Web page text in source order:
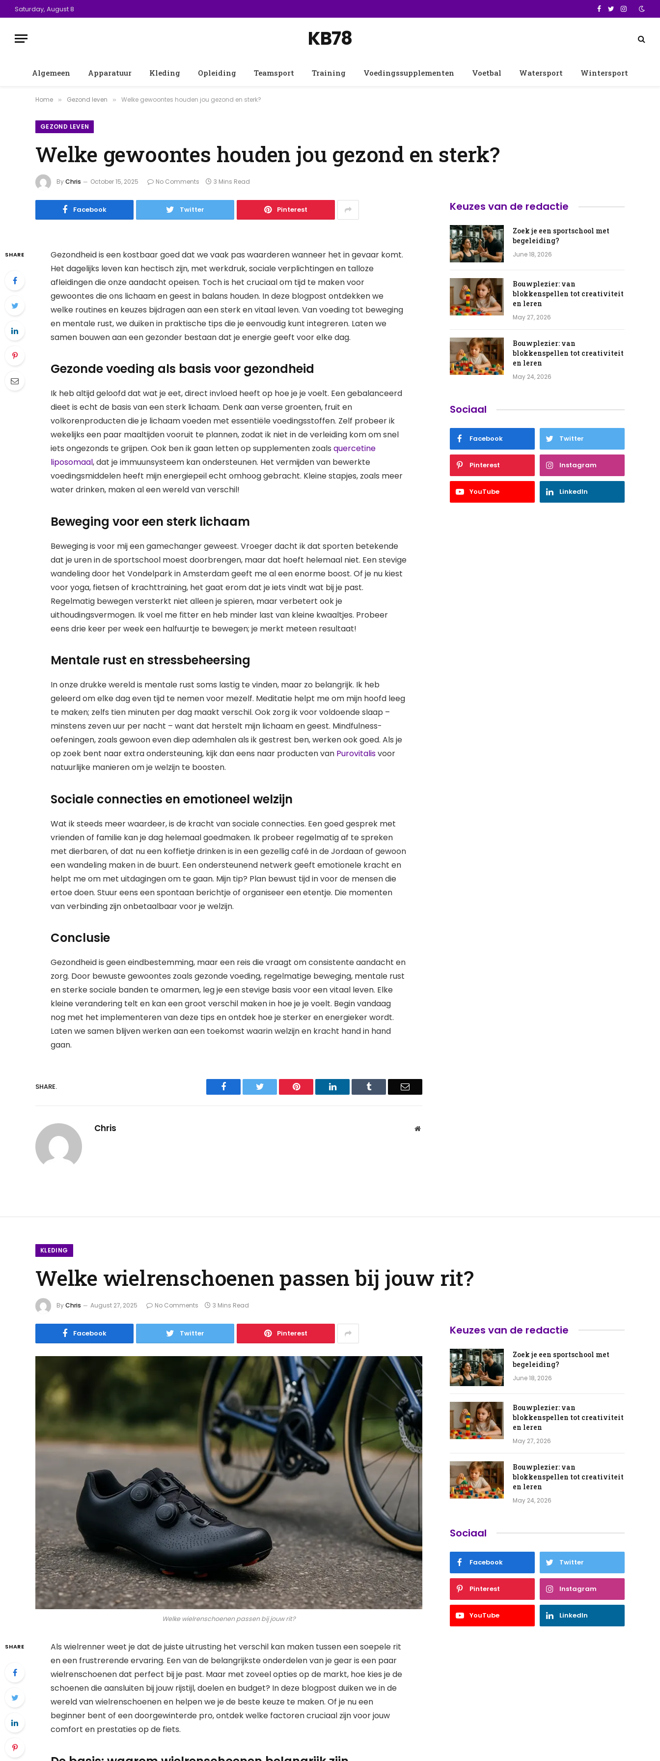
Saturday, August 8 Facebook
TwitterInstagram
KB78
Algemeen Apparatuur Kleding Opleiding Teamsport Training Voedingssupplementen Voetbal Watersport Wintersport
Home » Gezond leven » Welke gewoontes houden jou gezond en sterk?
GEZOND LEVEN
Welke gewoontes houden jou gezond en sterk?
ByChris October 15, 2025 No Comments 3 Mins Read
Facebook Twitter Pinterest
SHARE
Gezondheid is een kostbaar goed dat we vaak pas waarderen wanneer het in gevaar komt.
Het dagelijks leven kan hectisch zijn, met werkdruk, sociale verplichtingen en talloze
afleidingen die onze aandacht opeisen. Toch is het cruciaal om tijd te maken voor
gewoontes die ons lichaam en geest in balans houden. In deze blogpost ontdekken we
welke routines en keuzes bijdragen aan een sterk en vitaal leven. Van voeding tot beweging
en mentale rust, we duiken in praktische tips die je eenvoudig kunt integreren. Laten we
samen bouwen aan een gezonder bestaan dat je energie geeft voor elke dag.
Gezonde voeding als basis voor gezondheid
Ik heb altijd geloofd dat wat je eet, direct invloed heeft op hoe je je voelt. Een gebalanceerd
dieet is echt de basis van een sterk lichaam. Denk aan verse groenten, fruit en
volkorenproducten die je lichaam voeden met essentiële voedingsstoffen. Zelf probeer ik
wekelijks een paar maaltijden vooruit te plannen, zodat ik niet in de verleiding kom om snel
iets ongezonds te grijpen. Ook ben ik gaan letten op supplementen zoals quercetine
liposomaal, dat je immuunsysteem kan ondersteunen. Het vermijden van bewerkte
voedingsmiddelen heeft mijn energiepeil echt omhoog gebracht. Kleine stapjes, zoals meer
water drinken, maken al een wereld van verschil!
Beweging voor een sterk lichaam
Beweging is voor mij een gamechanger geweest. Vroeger dacht ik dat sporten betekende
dat je uren in de sportschool moest doorbrengen, maar dat hoeft helemaal niet. Een stevige
wandeling door het Vondelpark in Amsterdam geeft me al een enorme boost. Of je nu kiest
voor yoga, fietsen of krachttraining, het gaat erom dat je iets vindt wat bij je past.
Regelmatig bewegen versterkt niet alleen je spieren, maar verbetert ook je
uithoudingsvermogen. Ik voel me fitter en heb minder last van kleine kwaaltjes. Probeer
eens drie keer per week een halfuurtje te bewegen; je merkt meteen resultaat!
Mentale rust en stressbeheersing
In onze drukke wereld is mentale rust soms lastig te vinden, maar zo belangrijk. Ik heb
geleerd om elke dag even tijd te nemen voor mezelf. Meditatie helpt me om mijn hoofd leeg
te maken; zelfs tien minuten per dag maakt verschil. Ook zorg ik voor voldoende slaap –
minstens zeven uur per nacht – want dat herstelt mijn lichaam en geest. Mindfulness-
oefeningen, zoals gewoon even diep ademhalen als ik gestrest ben, werken ook goed. Als je
op zoek bent naar extra ondersteuning, kijk dan eens naar producten van Purovitalisvoor
natuurlijke manieren om je welzijn te boosten.
Sociale connecties en emotioneel welzijn
Wat ik steeds meer waardeer, is de kracht van sociale connecties. Een goed gesprek met
vrienden of familie kan je dag helemaal goedmaken. Ik probeer regelmatig af te spreken
met dierbaren, of dat nu een koffietje drinken is in een gezellig café in de Jordaan of gewoon
een wandeling maken in de buurt. Een ondersteunend netwerk geeft emotionele kracht en
helpt me om met uitdagingen om te gaan. Mijn tip? Plan bewust tijd in voor de mensen die
ertoe doen. Stuur eens een spontaan berichtje of organiseer een etentje. Die momenten
van verbinding zijn onbetaalbaar voor je welzijn.
Conclusie
Gezondheid is geen eindbestemming, maar een reis die vraagt om consistente aandacht en
zorg. Door bewuste gewoontes zoals gezonde voeding, regelmatige beweging, mentale rust
en sterke sociale banden te omarmen, leg je een stevige basis voor een vitaal leven. Elke
kleine verandering telt en kan een groot verschil maken in hoe je je voelt. Begin vandaag
nog met het implementeren van deze tips en ontdek hoe je sterker en energieker wordt.
Laten we samen blijven werken aan een toekomst waarin welzijn en kracht hand in hand
gaan.
SHARE. Facebook Twitter Pinterest LinkedIn Tumblr Email
Chris Website
Keuzes van de redactie
Zoek je een sportschool met
begeleiding?
June 18, 2026
Bouwplezier: van
blokkenspellen tot creativiteit
en leren
May 27, 2026
Bouwplezier: van
blokkenspellen tot creativiteit
en leren
May 24, 2026
Sociaal
Facebook Twitter
Pinterest Instagram
YouTube LinkedIn
KLEDING
Welke wielrenschoenen passen bij jouw rit?
ByChris August 27, 2025 No Comments 3 Mins Read
Facebook Twitter Pinterest
Welke wielrenschoenen passen bij jouw rit?
SHARE
Als wielrenner weet je dat de juiste uitrusting het verschil kan maken tussen een soepele rit
en een frustrerende ervaring. Een van de belangrijkste onderdelen van je gear is een paar
wielrenschoenen dat perfect bij je past. Maar met zoveel opties op de markt, hoe kies je de
schoenen die aansluiten bij jouw rijstijl, doelen en budget? In deze blogpost duiken we in de
wereld van wielrenschoenen en helpen we je de beste keuze te maken. Of je nu een
beginner bent of een doorgewinterde pro, ontdek welke factoren cruciaal zijn voor jouw
comfort en prestaties op de fiets.
Keuzes van de redactie
Zoek je een sportschool met
begeleiding?
June 18, 2026
Bouwplezier: van
blokkenspellen tot creativiteit
en leren
May 27, 2026
Bouwplezier: van
blokkenspellen tot creativiteit
en leren
May 24, 2026
Sociaal
Facebook Twitter
Pinterest Instagram
YouTube LinkedIn